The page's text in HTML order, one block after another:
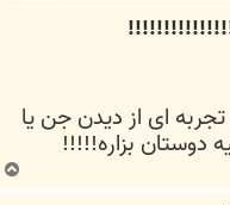
ای از دیدن جن یا
دوستان بزاره!!!!!
ب
ا